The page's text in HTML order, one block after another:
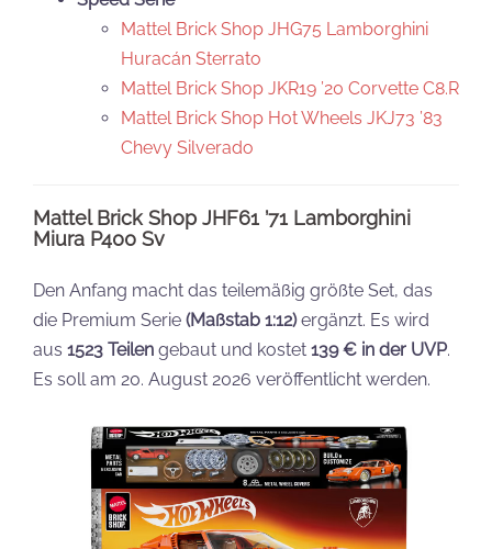
Mattel Brick Shop JHG75 Lamborghini
Huracán Sterrato
Mattel Brick Shop JKR19 ’20 Corvette C8.R
Mattel Brick Shop Hot Wheels JKJ73 ’83
Chevy Silverado
Mattel Brick Shop JHF61 ’71 Lamborghini
Miura P400 Sv
Den Anfang macht das teilemäßig größte Set, das
die Premium Serie (Maßstab 1:12)ergänzt. Es wird
aus 1523 Teilen gebaut und kostet 139 € in der UVP.
Es soll am 20. August 2026 veröffentlicht werden.